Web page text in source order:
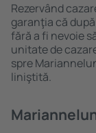
Rezervând
garanţia că
fără a fi nevoie
unitate de
spre
liniştită.